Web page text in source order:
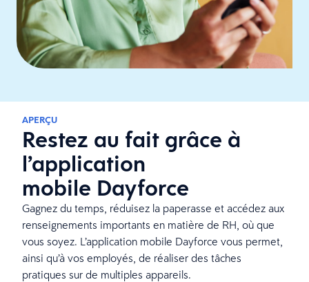
APERÇU
Restez au fait grâce à
l’application
mobile Dayforce
Gagnez du temps, réduisez la paperasse et accédez aux
renseignements importants en matière de RH, où que
vous soyez. L’application mobile Dayforce vous permet,
ainsi qu’à vos employés, de réaliser des tâches
pratiques sur de multiples appareils.